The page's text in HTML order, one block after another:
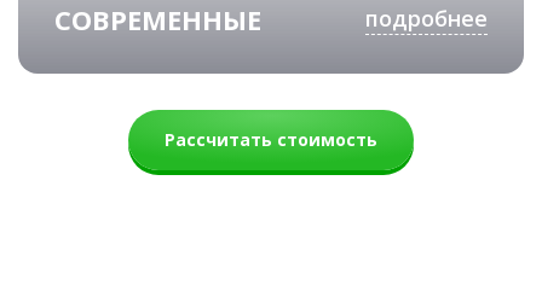
СОВРЕМЕННЫЕ подробнее
Рассчитать стоимость